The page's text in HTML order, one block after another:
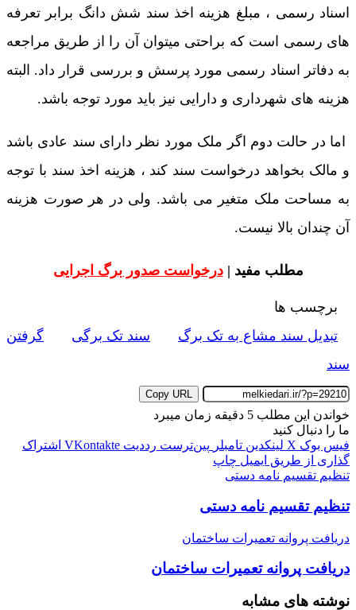
اسناد رسمی ، مبلغ هزینه اخذ سند شش دانگ برابر تعرفه
های رسمی است که براحتی میتوان آن را از طریق مراجعه
به دفاتر اسناد رسمی مورد پرسش و بررسی قرار داد. البته
هزینه های شهرداری و دارایی نیز باید مورد توجه باشد.
اما در حالت دوم اگر ملک مورد نظر دارای سند عادی باشد
و مالک بخواهد درخواست سند کند ، هزینه اخذ سند با توجه
به مساحت ملک متغیر می باشد. ولی در هر صورت هزینه
آن چندان بالا نیست.
مطلب مفید |درخواست صدور برگ اجرایی
برچسب ها
تبدیل سند مشاع به تک برگ
سند تک برگی
گرفتن
سند
Copy URL
خواندن این مطلب 5 دقیقه زمان میبرد
ما را دنبال کنید
فیس بوک X لینکدین ‫تامبلر ‫پین‌ترست ‫رددیت ‫VKontakte اشتراک
گذاری از طریق ایمیل چاپ
تنظیم تقسیم نامه دستی
تنظیم تقسیم نامه دستی
دریافت پروانه تعمیرات ساختمان
دریافت پروانه تعمیرات ساختمان
نوشته های مشابه